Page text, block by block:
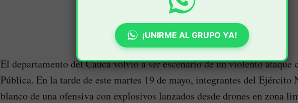
El departamento del Cauca volvió a ser escenario de un violento ataque
Pública. En la tarde de este martes 19 de mayo, integrantes del Ejército
blanco de una ofensiva con explosivos lanzados desde drones en zona
¡UNIRME AL GRUPO YA!